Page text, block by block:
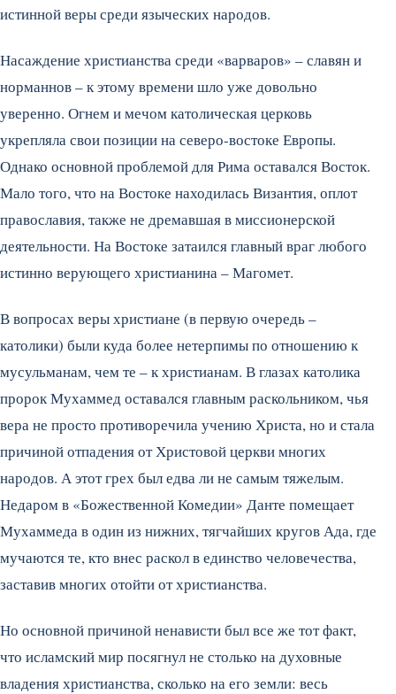
истинной веры среди языческих народов.
Насаждение христианства среди «варваров» – славян и
норманнов – к этому времени шло уже довольно
уверенно. Огнем и мечом католическая церковь
укрепляла свои позиции на северо-востоке Европы.
Однако основной проблемой для Рима оставался Восток.
Мало того, что на Востоке находилась Византия, оплот
православия, также не дремавшая в миссионерской
деятельности. На Востоке затаился главный враг любого
истинно верующего христианина – Магомет.
В вопросах веры христиане (в первую очередь –
католики) были куда более нетерпимы по отношению к
мусульманам, чем те – к христианам. В глазах католика
пророк Мухаммед оставался главным раскольником, чья
вера не просто противоречила учению Христа, но и стала
причиной отпадения от Христовой церкви многих
народов. А этот грех был едва ли не самым тяжелым.
Недаром в «Божественной Комедии» Данте помещает
Мухаммеда в один из нижних, тягчайших кругов Ада, где
мучаются те, кто внес раскол в единство человечества,
заставив многих отойти от христианства.
Но основной причиной ненависти был все же тот факт,
что исламский мир посягнул не столько на духовные
владения христианства, сколько на его земли: весь